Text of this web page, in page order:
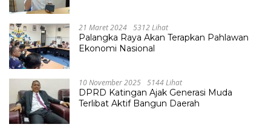
21 Maret 2024 5312 Lihat
Palangka Raya Akan Terapkan Pahlawan
Ekonomi Nasional
10 November 2025 5144 Lihat
DPRD Katingan Ajak Generasi Muda
Terlibat Aktif Bangun Daerah